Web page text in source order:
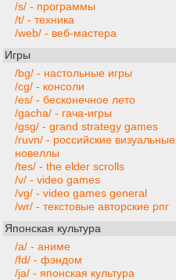
/s/ - программы
/t/ - техника
/web/ - веб-мастера
Игры
/bg/ - настольные игры
/cg/ - консоли
/es/ - бесконечное лето
/gacha/ - гача-игры
/gsg/ - grand strategy games
/ruvn/ - российские визуальные
новеллы
/tes/ - the elder scrolls
/v/ - video games
/vg/ - video games general
/wr/ - текстовые авторские рпг
Японская культура
/a/ - аниме
/fd/ - фэндом
/ja/ - японская культура